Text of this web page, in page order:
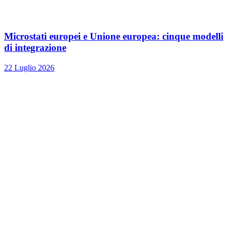
Microstati europei e Unione europea: cinque modelli
di integrazione
22 Luglio 2026